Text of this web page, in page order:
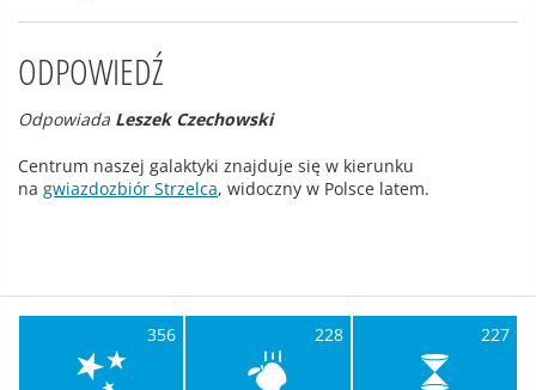
ODPOWIEDŹ
Odpowiada Leszek Czechowski
Centrum naszej galaktyki znajduje się w kierunku
na gwiazdozbiór Strzelca, widoczny w Polsce latem.
356 228 227